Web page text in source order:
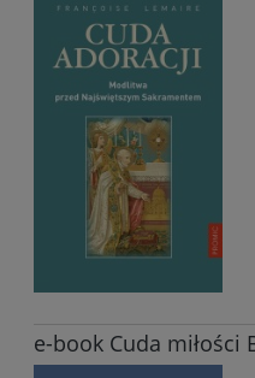
e-book Cuda miłości
Zapisz się na
10% rabatu
Bądź na bieżąco z